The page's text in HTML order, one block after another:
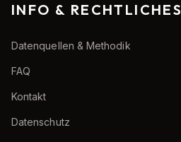
INFO & RECHTLICHES
Datenquellen & Methodik
FAQ
Kontakt
Datenschutz